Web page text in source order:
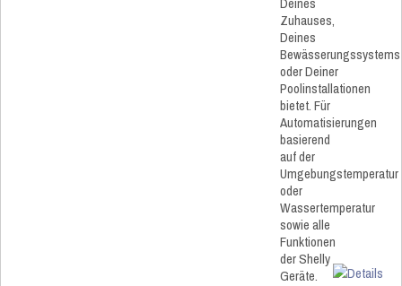
Zuhauses,
Deines
Bewässerungssystems
oder Deiner
Poolinstallationen
bietet. Für
Automatisierungen
basierend
auf der
Umgebungstemperatur
oder
Wassertemperatur
sowie alle
Funktionen
der Shelly
Geräte.